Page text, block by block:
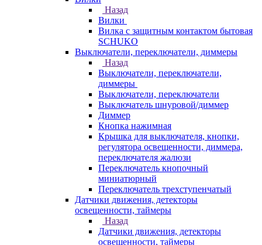
Назад
Вилки
Вилка с защитным контактом бытовая
SCHUKO
Выключатели, переключатели, диммеры
Назад
Выключатели, переключатели,
диммеры
Выключатели, переключатели
Выключатель шнуровой/диммер
Диммер
Кнопка нажимная
Крышка для выключателя, кнопки,
регулятора освещенности, диммера,
переключателя жалюзи
Переключатель кнопочный
миниатюрный
Переключатель трехступенчатый
Датчики движения, детекторы
освещенности, таймеры
Назад
Датчики движения, детекторы
освещенности, таймеры